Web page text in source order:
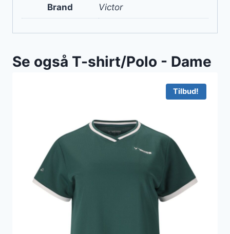
Brand Victor
Se også T-shirt/Polo - Dame
Tilbud!